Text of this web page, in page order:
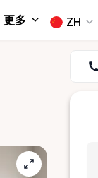
更多 ZH